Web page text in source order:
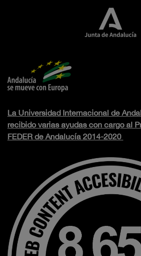
La Universidad Internacional de
recibido varias ayudas con cargo al
FEDER de Andalucía 2014-2020